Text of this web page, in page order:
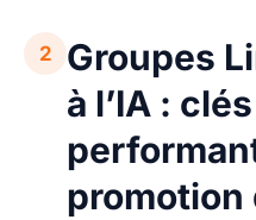
2
Groupes
à l’IA :
promotion